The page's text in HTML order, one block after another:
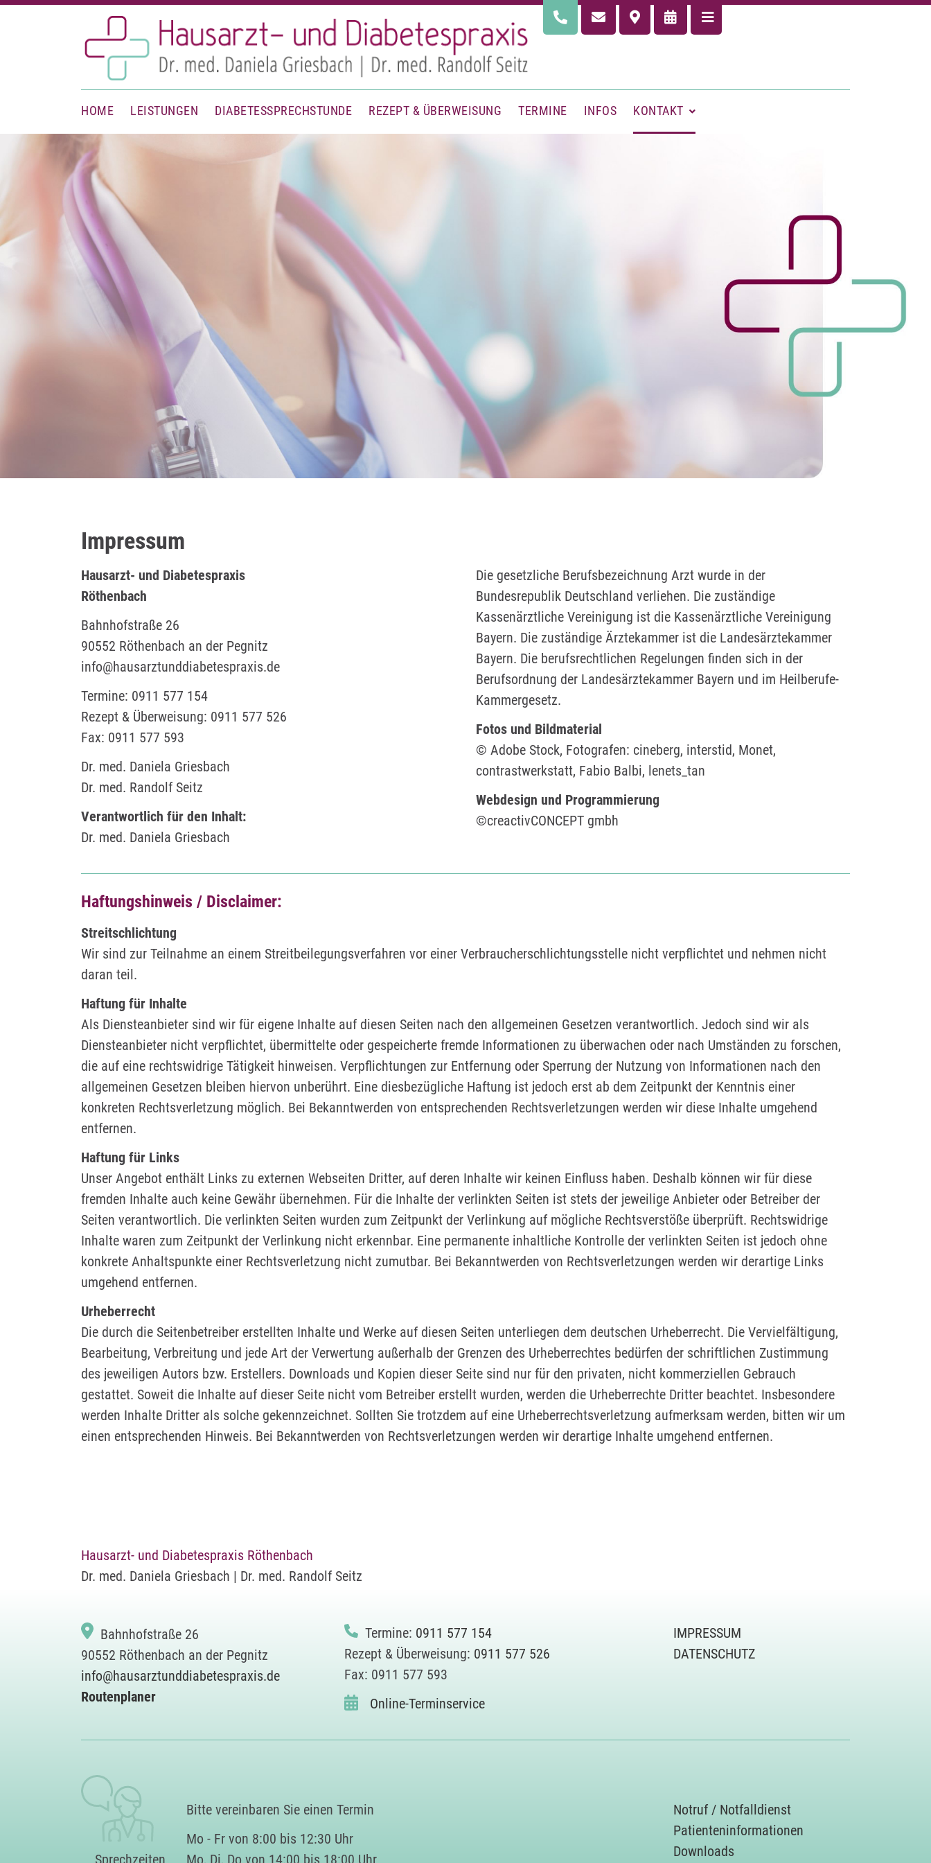
HOME LEISTUNGEN DIABETESSPRECHSTUNDE REZEPT & ÜBERWEISUNG TERMINE INFOS KONTAKT
Impressum
Hausarzt- und Diabetespraxis
Röthenbach
Bahnhofstraße 26
90552 Röthenbach an der Pegnitz
info@hausarztunddiabetespraxis.de
Termine: 0911 577 154
Rezept & Überweisung: 0911 577 526
Fax: 0911 577 593
Dr. med. Daniela Griesbach
Dr. med. Randolf Seitz
Verantwortlich für den Inhalt:
Dr. med. Daniela Griesbach
Die gesetzliche Berufsbezeichnung Arzt wurde in der
Bundesrepublik Deutschland verliehen. Die zuständige
Kassenärztliche Vereinigung ist die Kassenärztliche Vereinigung
Bayern. Die zuständige Ärztekammer ist die Landesärztekammer
Bayern. Die berufsrechtlichen Regelungen finden sich in der
Berufsordnung der Landesärztekammer Bayern und im Heilberufe-
Kammergesetz.
Fotos und Bildmaterial
© Adobe Stock, Fotografen: cineberg, interstid, Monet,
contrastwerkstatt, Fabio Balbi, lenets_tan
Webdesign und Programmierung
©creactivCONCEPT gmbh
Haftungshinweis / Disclaimer:
Streitschlichtung
Wir sind zur Teilnahme an einem Streitbeilegungsverfahren vor einer Verbraucherschlichtungsstelle nicht verpflichtet und nehmen nicht
daran teil.
Haftung für Inhalte
Als Diensteanbieter sind wir für eigene Inhalte auf diesen Seiten nach den allgemeinen Gesetzen verantwortlich. Jedoch sind wir als
Diensteanbieter nicht verpflichtet, übermittelte oder gespeicherte fremde Informationen zu überwachen oder nach Umständen zu forschen,
die auf eine rechtswidrige Tätigkeit hinweisen. Verpflichtungen zur Entfernung oder Sperrung der Nutzung von Informationen nach den
allgemeinen Gesetzen bleiben hiervon unberührt. Eine diesbezügliche Haftung ist jedoch erst ab dem Zeitpunkt der Kenntnis einer
konkreten Rechtsverletzung möglich. Bei Bekanntwerden von entsprechenden Rechtsverletzungen werden wir diese Inhalte umgehend
entfernen.
Haftung für Links
Unser Angebot enthält Links zu externen Webseiten Dritter, auf deren Inhalte wir keinen Einfluss haben. Deshalb können wir für diese
fremden Inhalte auch keine Gewähr übernehmen. Für die Inhalte der verlinkten Seiten ist stets der jeweilige Anbieter oder Betreiber der
Seiten verantwortlich. Die verlinkten Seiten wurden zum Zeitpunkt der Verlinkung auf mögliche Rechtsverstöße überprüft. Rechtswidrige
Inhalte waren zum Zeitpunkt der Verlinkung nicht erkennbar. Eine permanente inhaltliche Kontrolle der verlinkten Seiten ist jedoch ohne
konkrete Anhaltspunkte einer Rechtsverletzung nicht zumutbar. Bei Bekanntwerden von Rechtsverletzungen werden wir derartige Links
umgehend entfernen.
Urheberrecht
Die durch die Seitenbetreiber erstellten Inhalte und Werke auf diesen Seiten unterliegen dem deutschen Urheberrecht. Die Vervielfältigung,
Bearbeitung, Verbreitung und jede Art der Verwertung außerhalb der Grenzen des Urheberrechtes bedürfen der schriftlichen Zustimmung
des jeweiligen Autors bzw. Erstellers. Downloads und Kopien dieser Seite sind nur für den privaten, nicht kommerziellen Gebrauch
gestattet. Soweit die Inhalte auf dieser Seite nicht vom Betreiber erstellt wurden, werden die Urheberrechte Dritter beachtet. Insbesondere
werden Inhalte Dritter als solche gekennzeichnet. Sollten Sie trotzdem auf eine Urheberrechtsverletzung aufmerksam werden, bitten wir um
einen entsprechenden Hinweis. Bei Bekanntwerden von Rechtsverletzungen werden wir derartige Inhalte umgehend entfernen.
Hausarzt- und Diabetespraxis Röthenbach
Dr. med. Daniela Griesbach | Dr. med. Randolf Seitz
Bahnhofstraße 26
90552 Röthenbach an der Pegnitz
info@hausarztunddiabetespraxis.de
Routenplaner
Termine: 0911 577 154
Rezept & Überweisung: 0911 577 526
Fax: 0911 577 593
Online-Terminservice
IMPRESSUM
DATENSCHUTZ
Sprechzeiten
Bitte vereinbaren Sie einen Termin
Mo - Fr von 8:00 bis 12:30 Uhr
Mo, Di, Do von 14:00 bis 18:00 Uhr
Notruf / Notfalldienst
Patienteninformationen
Downloads